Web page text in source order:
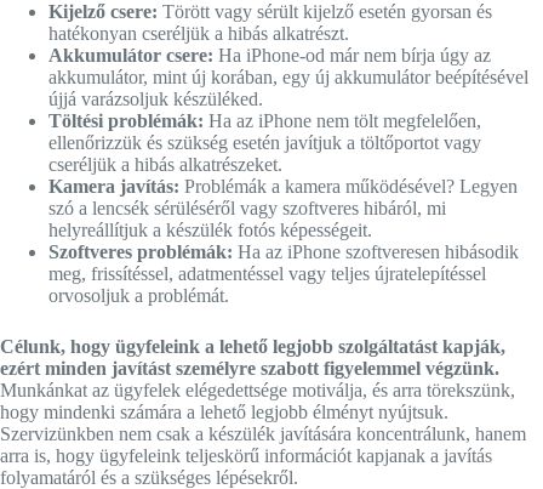
Kijelző csere: Törött vagy sérült kijelző esetén gyorsan és
hatékonyan cseréljük a hibás alkatrészt.
Akkumulátor csere: Ha iPhone-od már nem bírja úgy az
akkumulátor, mint új korában, egy új akkumulátor beépítésével
újjá varázsoljuk készüléked.
Töltési problémák: Ha az iPhone nem tölt megfelelően,
ellenőrizzük és szükség esetén javítjuk a töltőportot vagy
cseréljük a hibás alkatrészeket.
Kamera javítás: Problémák a kamera működésével? Legyen
szó a lencsék sérüléséről vagy szoftveres hibáról, mi
helyreállítjuk a készülék fotós képességeit.
Szoftveres problémák: Ha az iPhone szoftveresen hibásodik
meg, frissítéssel, adatmentéssel vagy teljes újratelepítéssel
orvosoljuk a problémát.
Célunk, hogy ügyfeleink a lehető legjobb szolgáltatást kapják,
ezért minden javítást személyre szabott figyelemmel végzünk.
Munkánkat az ügyfelek elégedettsége motiválja, és arra törekszünk,
hogy mindenki számára a lehető legjobb élményt nyújtsuk.
Szervizünkben nem csak a készülék javítására koncentrálunk, hanem
arra is, hogy ügyfeleink teljeskörű információt kapjanak a javítás
folyamatáról és a szükséges lépésekről.